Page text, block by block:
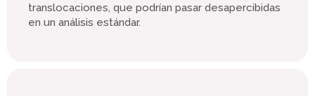
translocaciones, que podrían pasar desapercibidas
en un análisis estándar.